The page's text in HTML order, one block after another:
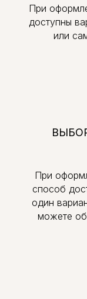
При
доступны
или
При
способ
один
можете